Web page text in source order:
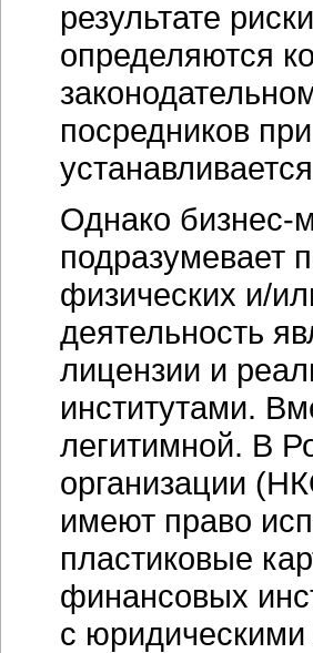
результате
определяются
посредников
Однако бизнес-
подразумевает
физических и/
деятельность
лицензии и
институтами.
легитимной. В
организации
имеют право
пластиковые
финансовых
с